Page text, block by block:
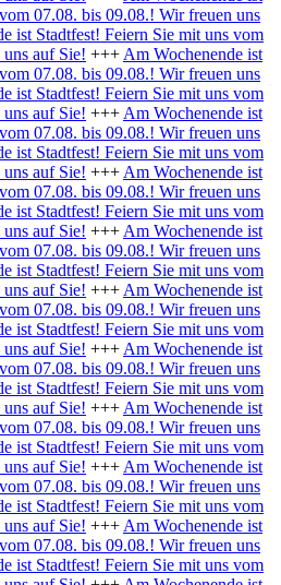
07.08. bis 09.08.! Wir freuen uns
ist Stadtfest! Feiern Sie mit uns vom
auf Sie! +++ Am Wochenende ist
07.08. bis 09.08.! Wir freuen uns
ist Stadtfest! Feiern Sie mit uns vom
auf Sie! +++ Am Wochenende ist
07.08. bis 09.08.! Wir freuen uns
ist Stadtfest! Feiern Sie mit uns vom
auf Sie! +++ Am Wochenende ist
07.08. bis 09.08.! Wir freuen uns
ist Stadtfest! Feiern Sie mit uns vom
auf Sie! +++ Am Wochenende ist
07.08. bis 09.08.! Wir freuen uns
ist Stadtfest! Feiern Sie mit uns vom
auf Sie! +++ Am Wochenende ist
07.08. bis 09.08.! Wir freuen uns
ist Stadtfest! Feiern Sie mit uns vom
auf Sie! +++ Am Wochenende ist
07.08. bis 09.08.! Wir freuen uns
ist Stadtfest! Feiern Sie mit uns vom
auf Sie! +++ Am Wochenende ist
07.08. bis 09.08.! Wir freuen uns
ist Stadtfest! Feiern Sie mit uns vom
auf Sie! +++ Am Wochenende ist
07.08. bis 09.08.! Wir freuen uns
ist Stadtfest! Feiern Sie mit uns vom
auf Sie! +++ Am Wochenende ist
07.08. bis 09.08.! Wir freuen uns
ist Stadtfest! Feiern Sie mit uns vom